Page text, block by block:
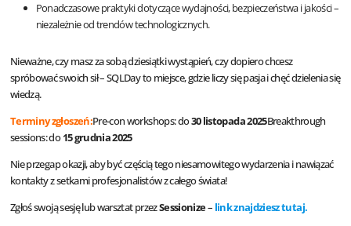
Ponadczasowe praktyki dotyczące wydajności, bezpieczeństwa i jakości –
niezależnie od trendów technologicznych.
Nieważne, czy masz za sobą dziesiątki wystąpień, czy dopiero chcesz
spróbować swoich sił – SQLDay to miejsce, gdzie liczy się pasja i chęć dzielenia się
wiedzą.
Terminy zgłoszeń:Pre-con workshops: do30 listopada 2025Breakthrough
sessions: do15 grudnia 2025
Nie przegap okazji, aby być częścią tego niesamowitego wydarzenia i nawiązać
kontakty z setkami profesjonalistów z całego świata!
Zgłoś swoją sesję lub warsztat przezSessionize– link znajdziesz tutaj.